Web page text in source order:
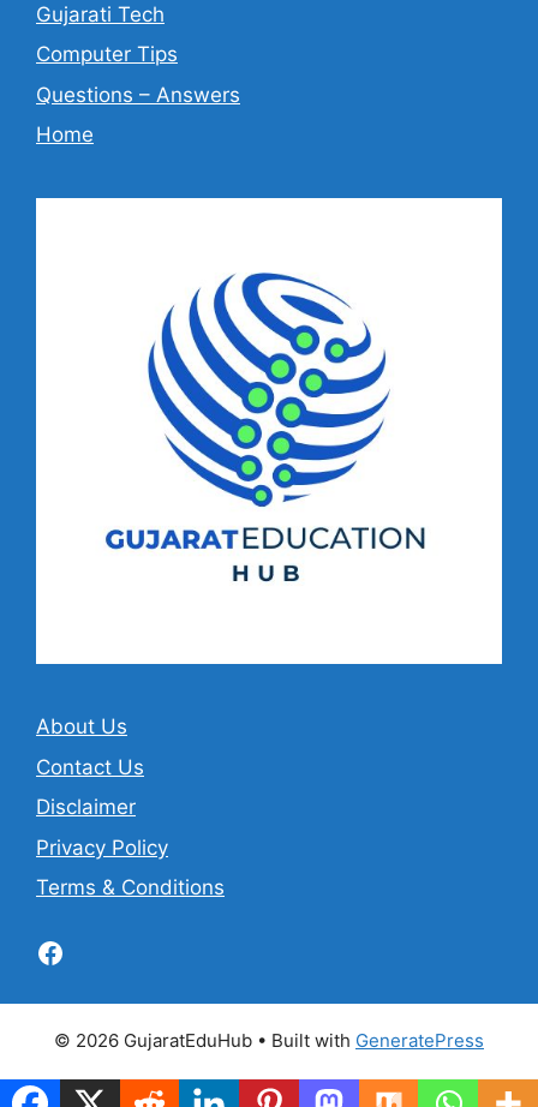
Gujarati Tech
Computer Tips
Questions – Answers
Home
About Us
Contact Us
Disclaimer
Privacy Policy
Terms & Conditions
Facebook
© 2026 GujaratEduHub • Built with GeneratePress